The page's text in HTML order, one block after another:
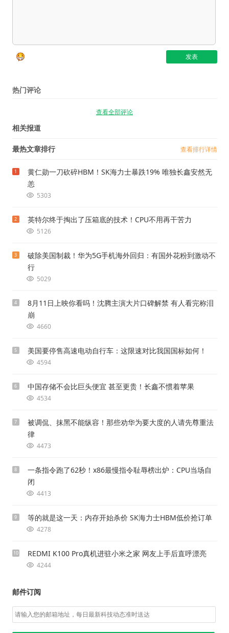
热门评论
查看全部评论
相关报道
最热文章排行 查看排行详情
1
黄仁勋一刀砍碎HBM！SK海力士暴跌19% 唯独长鑫安然无
恙
5303
2 英特尔终于掏出了压箱底的技术！CPU不用再干苦力
5126
3
破除美国制裁！华为5G手机海外回归：有国外花粉到激动不
行
5029
4
8月11日上映你看吗！沈腾主演大片口碑解禁 有人看完称泪
崩
4660
5 美国要停售高速电动自行车：这限速对比我国国标如何！
4594
6 中国存储不会比巨头便宜 甚至更贵！长鑫不惯着苹果
4534
7
被调侃、抹黑不能纵容！那些劝华为要大度的人请先尊重法
律
4473
8
一条指令跑了62秒！x86最慢指令耻辱榜出炉：CPU当场自
闭
4413
9 等的就是这一天：内存开始杀价 SK海力士HBM低价抢订单
4278
10 REDMI K100 Pro真机进驻小米之家 网友上手后直呼漂亮
4244
邮件订阅